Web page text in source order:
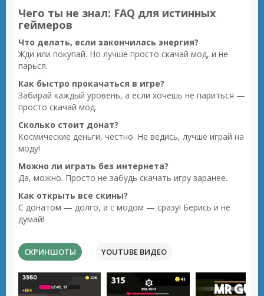
Чего ты не знал: FAQ для истинных
геймеров
Что делать, если закончилась энергия?
Жди или покупай. Но лучше просто скачай мод, и не
парься.
Как быстро прокачаться в игре?
Забирай каждый уровень, а если хочешь не париться —
просто скачай мод.
Сколько стоит донат?
Космические деньги, честно. Не ведись, лучше играй на
моду!
Можно ли играть без интернета?
Да, можно. Просто не забудь скачать игру заранее.
Как открыть все скины?
С донатом — долго, а с модом — сразу! Берись и не
думай!
СКРИНШОТЫ YOUTUBE ВИДЕО